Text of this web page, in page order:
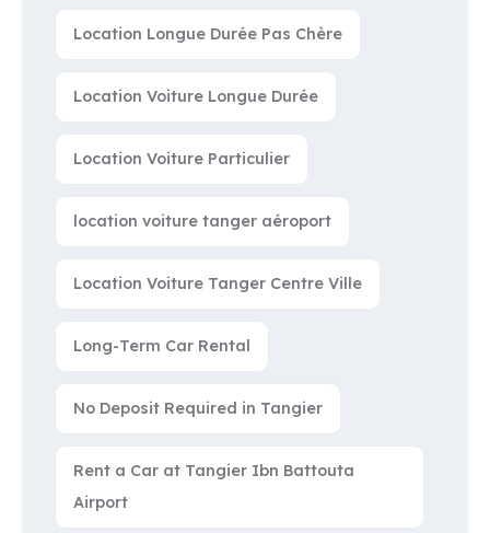
Location Longue Durée Pas Chère
Location Voiture Longue Durée
Location Voiture Particulier
location voiture tanger aéroport
Location Voiture Tanger Centre Ville
Long-Term Car Rental
No Deposit Required in Tangier
Rent a Car at Tangier Ibn Battouta
Airport